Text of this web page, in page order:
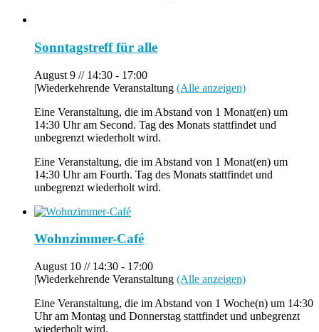
Sonntagstreff für alle
August 9 // 14:30 - 17:00
|Wiederkehrende Veranstaltung (Alle anzeigen)
Eine Veranstaltung, die im Abstand von 1 Monat(en) um
14:30 Uhr am Second. Tag des Monats stattfindet und
unbegrenzt wiederholt wird.
Eine Veranstaltung, die im Abstand von 1 Monat(en) um
14:30 Uhr am Fourth. Tag des Monats stattfindet und
unbegrenzt wiederholt wird.
Wohnzimmer-Café
August 10 // 14:30 - 17:00
|Wiederkehrende Veranstaltung (Alle anzeigen)
Eine Veranstaltung, die im Abstand von 1 Woche(n) um 14:30
Uhr am Montag und Donnerstag stattfindet und unbegrenzt
wiederholt wird.